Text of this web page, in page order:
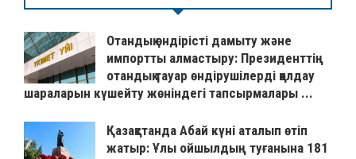
Отандық өндірісті дамыту және
импортты алмастыру: Президенттің
отандық тауар өндірушілерді қолдау
шараларын күшейту жөніндегі тапсырмалары ...
Қазақстанда Абай күні аталып өтіп
жатыр: Ұлы ойшылдың туғанына 181